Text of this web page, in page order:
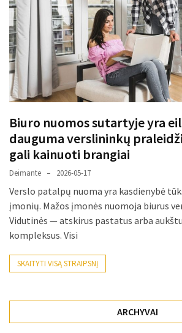
keli
paplitę
mitai
Reduktorius
dujų
balionui:
detalė,
kurios
svarbos
nereikėtų
Trys
pakeistos
detalės,
bildesys
kad
Biuro nuomos sutartyje yra
dauguma verslininkų
gali kainuoti brangiai
Deimante 2026-05-17
Verslo patalpų nuoma yra kasdienybė
įmonių. Mažos įmonės nuomoja biurus
Vidutinės — atskirus pastatus arba
kompleksus. Visi
SKAITYTI VISĄ STRAIPSNĮ
ARCHYVAI